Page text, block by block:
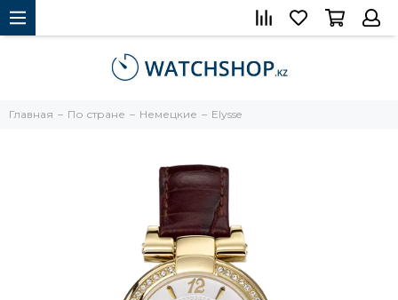
Главная По стране Немецкие Elysse